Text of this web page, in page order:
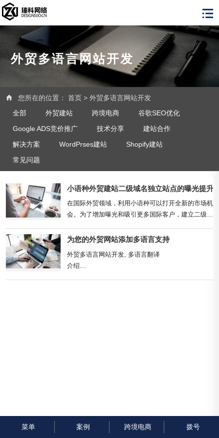
外贸多语言网站开发
您所在的位置： 首页 > 外贸多语言网站开发
全部
外贸建站 跨境电商
谷歌SEO优化
Google ADS竞价推广
技术分享
建站合作
解决方案
WordPrses建站
Shopify建站
常见问题
小语种外贸建站二级域名独立站点的曝光提升
在国际外贸领域，利用小语种可以打开全新的市场机
会。为了增加曝光和吸引更多国际客户，建立二级域
通过小语...
为您的外贸网站添加多语言支持
外贸多语言网站开发, 多语言翻译
介绍
菜单 案例 跨境电商 拨号